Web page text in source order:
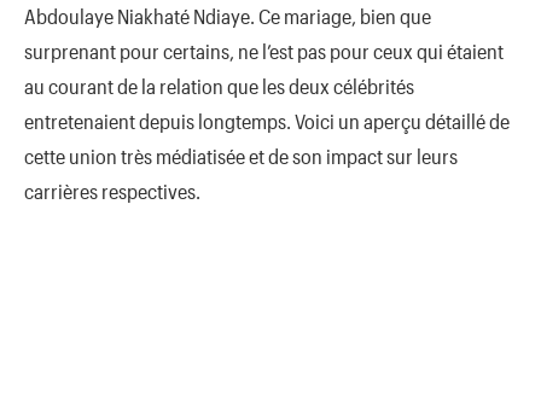
Abdoulaye Niakhaté Ndiaye. Ce mariage, bien que
surprenant pour certains, ne l’est pas pour ceux qui étaient
au courant de la relation que les deux célébrités
entretenaient depuis longtemps. Voici un aperçu détaillé de
cette union très médiatisée et de son impact sur leurs
carrières respectives.